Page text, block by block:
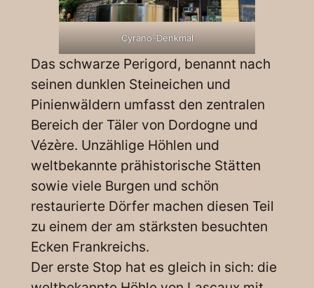
Cyrano-Denkmal
Das schwarze Perigord, benannt nach
seinen dunklen Steineichen und
Pinienwäldern umfasst den zentralen
Bereich der Täler von Dordogne und
Vézère. Unzählige Höhlen und
weltbekannte prähistorische Stätten
sowie viele Burgen und schön
restaurierte Dörfer machen diesen Teil
zu einem der am stärksten besuchten
Ecken Frankreichs.
Der erste Stop hat es gleich in sich: die